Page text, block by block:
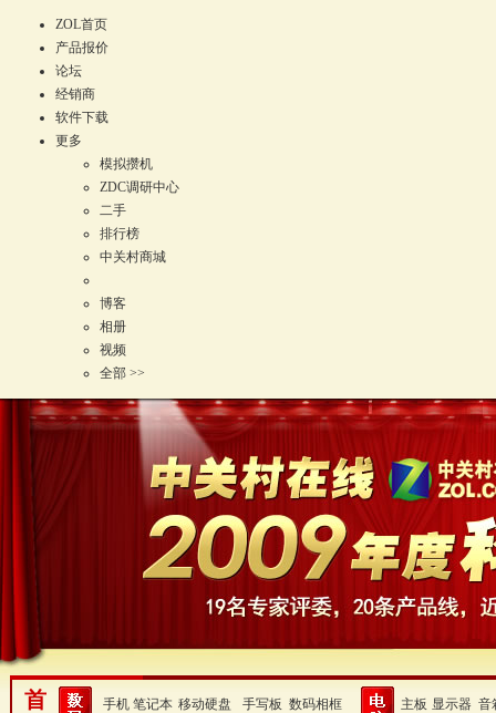
ZOL首页
产品报价
论坛
经销商
软件下载
更多
模拟攒机
ZDC调研中心
二手
排行榜
中关村商城
博客
相册
视频
全部 >>
首 手机 笔记本 移动硬盘 手写板 数码相框
主板 显示器 音